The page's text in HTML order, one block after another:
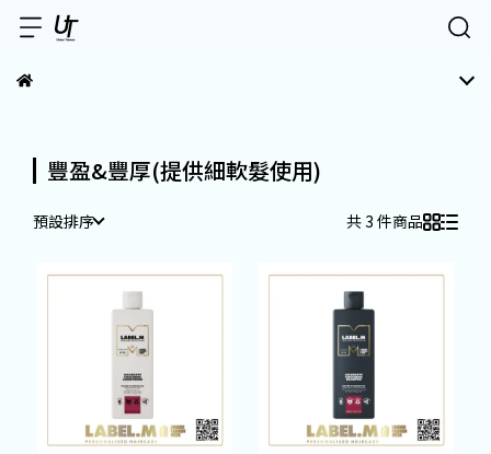
豐盈&豐厚(提供細軟髮使用)
預設排序 共 3 件商品